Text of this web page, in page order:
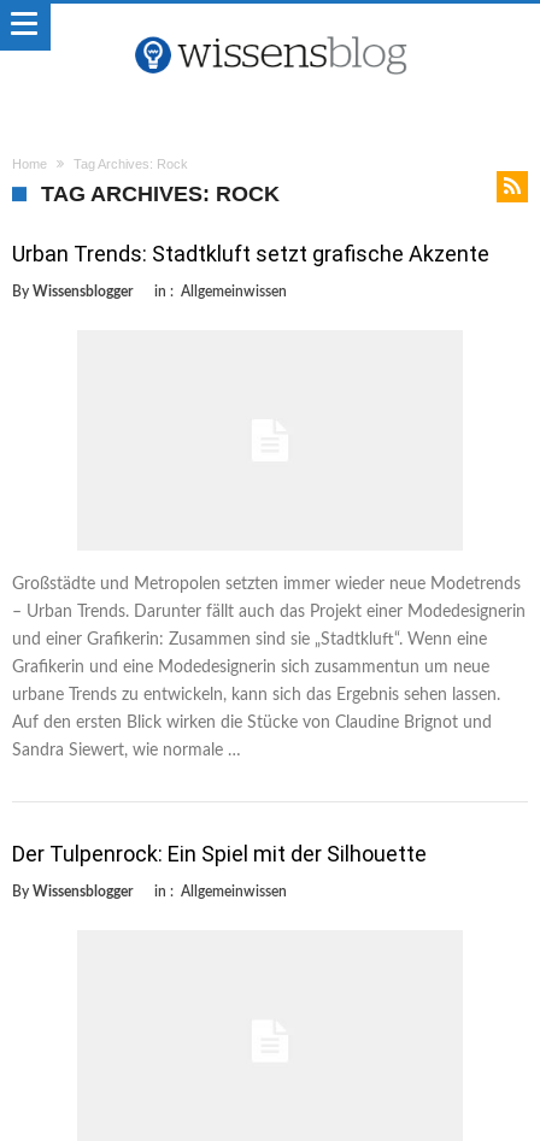
Home Tag Archives: Rock
TAG ARCHIVES: ROCK
Urban Trends: Stadtkluft setzt grafische Akzente
By Wissensblogger in : Allgemeinwissen
Großstädte und Metropolen setzten immer wieder neue Modetrends
– Urban Trends. Darunter fällt auch das Projekt einer Modedesignerin
und einer Grafikerin: Zusammen sind sie „Stadtkluft“. Wenn eine
Grafikerin und eine Modedesignerin sich zusammentun um neue
urbane Trends zu entwickeln, kann sich das Ergebnis sehen lassen.
Auf den ersten Blick wirken die Stücke von Claudine Brignot und
Sandra Siewert, wie normale …
Der Tulpenrock: Ein Spiel mit der Silhouette
By Wissensblogger in : Allgemeinwissen